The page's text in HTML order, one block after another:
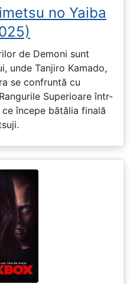
no Yaiba
de Demoni sunt
unde Tanjiro Kamado,
se confruntă cu
Superioare într-
începe bătălia finală